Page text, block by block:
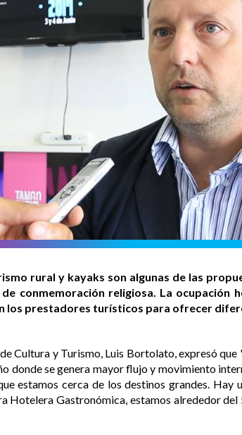
rural y kayaks son algunas de las
conmemoración religiosa. La ocupación
los prestadores turísticos para ofrecer
Cultura y Turismo, Luis Bortolato, expresó
donde se genera mayor flujo y movimiento
estamos cerca de los destinos grandes. Hay
Hotelera Gastronómica, estamos alrededor